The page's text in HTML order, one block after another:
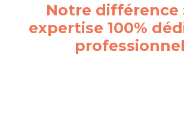
Notre différence
expertise 100%